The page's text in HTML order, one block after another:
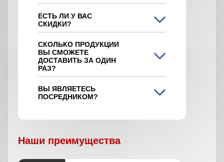
ЕСТЬ ЛИ У ВАС
СКИДКИ?
СКОЛЬКО ПРОДУКЦИИ
ВЫ СМОЖЕТЕ
ДОСТАВИТЬ ЗА ОДИН
РАЗ?
ВЫ ЯВЛЯЕТЕСЬ
ПОСРЕДНИКОМ?
Наши преимущества